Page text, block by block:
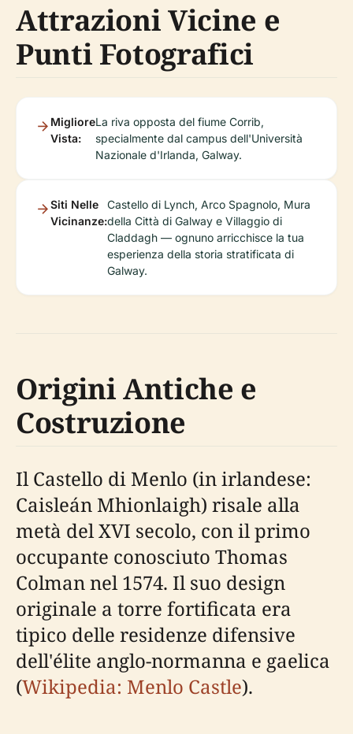
Attrazioni Vicine e
Punti Fotografici
Migliore
Vista:
La riva opposta del fiume Corrib,
specialmente dal campus dell'Università
Nazionale d'Irlanda, Galway.
Siti Nelle
Vicinanze:
Castello di Lynch, Arco Spagnolo, Mura
della Città di Galway e Villaggio di
Claddagh — ognuno arricchisce la tua
esperienza della storia stratificata di
Galway.
Origini Antiche e
Costruzione
Il Castello di Menlo (in irlandese:
Caisleán Mhionlaigh) risale alla
metà del XVI secolo, con il primo
occupante conosciuto Thomas
Colman nel 1574. Il suo design
originale a torre fortificata era
tipico delle residenze difensive
dell'élite anglo-normanna e gaelica
(Wikipedia: Menlo Castle).